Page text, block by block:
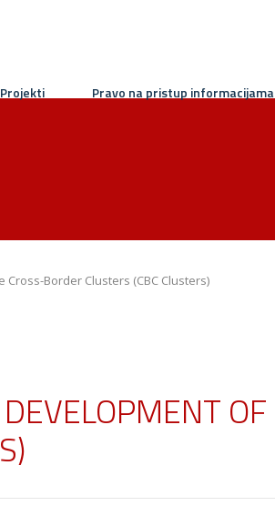
Projekti Pravo na pristup informacijama
Border Clusters (CBC Clusters)
OF